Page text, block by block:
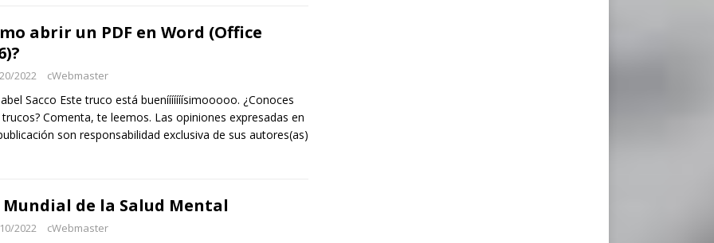
abrir un PDF en Word (Office
2022 cWebmaster
Sacco Este truco está buenííííííísimooooo. ¿Conoces
Comenta, te leemos. Las opiniones expresadas en
son responsabilidad exclusiva de sus autores(as)
de la Salud Mental
2022 cWebmaster